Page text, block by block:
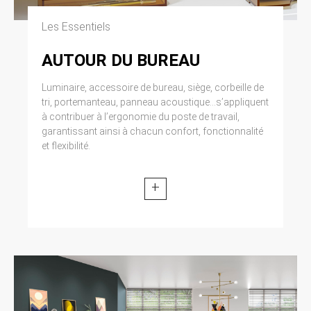
Les Essentiels
AUTOUR DU BUREAU
Luminaire, accessoire de bureau, siège, corbeille de
tri, portemanteau, panneau acoustique...s’appliquent
à contribuer à l’ergonomie du poste de travail,
garantissant ainsi à chacun confort, fonctionnalité
et flexibilité.
+